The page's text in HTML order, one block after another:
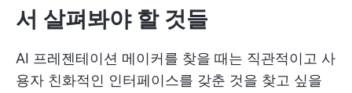
서 살펴봐야 할 것들
AI 프레젠테이션 메이커를 찾을 때는 직관적이고 사
용자 친화적인 인터페이스를 갖춘 것을 찾고 싶을